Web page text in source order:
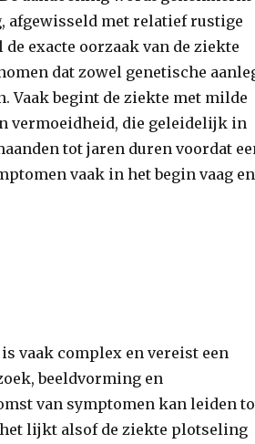
afgewisseld met relatief rustige
exacte oorzaak van de ziekte
dat zowel genetische
Vaak begint de ziekte met milde
vermoeidheid, die geleidelijk in
tot jaren duren voordat
vaak in het begin vaag en
vaak complex en vereist een
beeldvorming en
van symptomen kan leiden
lijkt alsof de ziekte plotseling